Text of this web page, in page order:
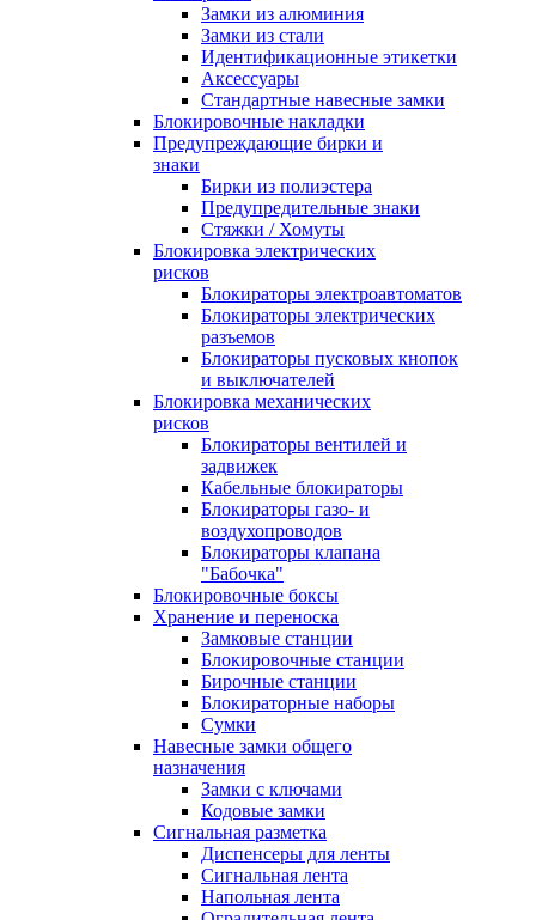
Замки из алюминия
Замки из стали
Идентификационные этикетки
Аксессуары
Стандартные навесные замки
Блокировочные накладки
Предупреждающие бирки и
знаки
Бирки из полиэстера
Предупредительные знаки
Стяжки / Хомуты
Блокировка электрических
рисков
Блокираторы электроавтоматов
Блокираторы электрических
разъемов
Блокираторы пусковых кнопок
и выключателей
Блокировка механических
рисков
Блокираторы вентилей и
задвижек
Кабельные блокираторы
Блокираторы газо- и
воздухопроводов
Блокираторы клапана
"Бабочка"
Блокировочные боксы
Хранение и переноска
Замковые станции
Блокировочные станции
Бирочные станции
Блокираторные наборы
Сумки
Навесные замки общего
назначения
Замки с ключами
Кодовые замки
Сигнальная разметка
Диспенсеры для ленты
Сигнальная лента
Напольная лента